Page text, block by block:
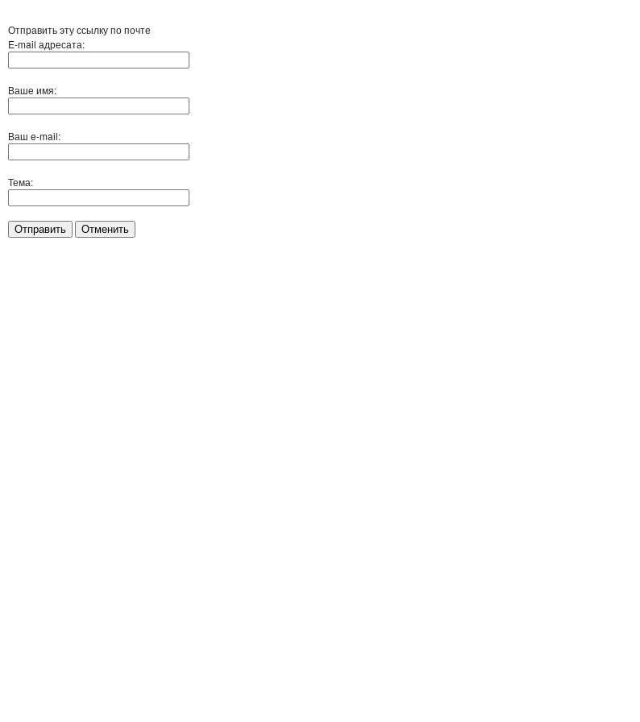
Отправить эту ссылку по почте
E-mail адресата:
Ваше имя:
Ваш e-mail:
Тема:
Отправить Отменить